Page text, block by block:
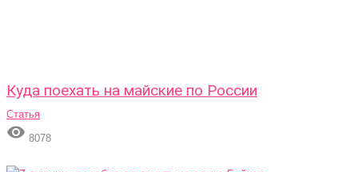
Куда поехать на майские по России
Статья
 8078